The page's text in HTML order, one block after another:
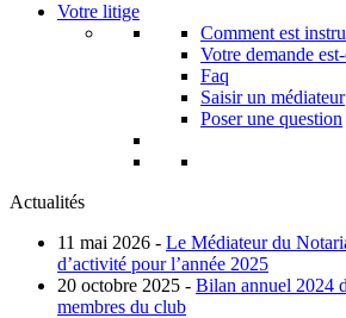
Votre litige
Comment est
Votre demande
Faq
Saisir un médiateur
Poser une question
Actualités
11 mai 2026 - Le Médiateur du
d’activité pour l’année 2025
20 octobre 2025 - Bilan annuel 2024
membres du club